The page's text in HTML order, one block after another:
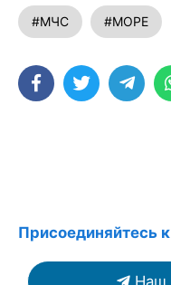
#МЧС #МОРЕ
Присоединяйтесь
Наш